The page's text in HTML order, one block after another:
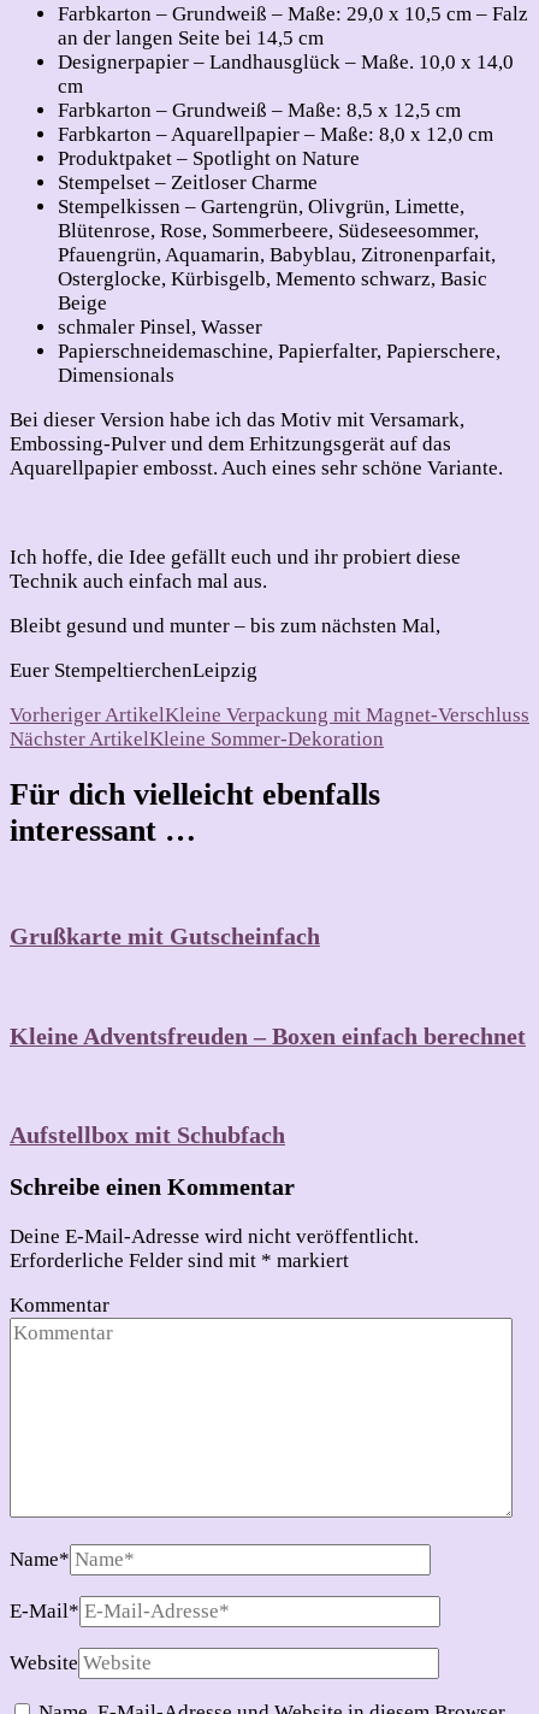
Farbkarton – Grundweiß – Maße: 29,0 x 10,5 cm – Falz
an der langen Seite bei 14,5 cm
Designerpapier – Landhausglück – Maße. 10,0 x 14,0
cm
Farbkarton – Grundweiß – Maße: 8,5 x 12,5 cm
Farbkarton – Aquarellpapier – Maße: 8,0 x 12,0 cm
Produktpaket – Spotlight on Nature
Stempelset – Zeitloser Charme
Stempelkissen – Gartengrün, Olivgrün, Limette,
Blütenrose, Rose, Sommerbeere, Südeseesommer,
Pfauengrün, Aquamarin, Babyblau, Zitronenparfait,
Osterglocke, Kürbisgelb, Memento schwarz, Basic
Beige
schmaler Pinsel, Wasser
Papierschneidemaschine, Papierfalter, Papierschere,
Dimensionals
Bei dieser Version habe ich das Motiv mit Versamark,
Embossing-Pulver und dem Erhitzungsgerät auf das
Aquarellpapier embosst. Auch eines sehr schöne Variante.
Ich hoffe, die Idee gefällt euch und ihr probiert diese
Technik auch einfach mal aus.
Bleibt gesund und munter – bis zum nächsten Mal,
Euer StempeltierchenLeipzig
Beitragsnavigation
Vorheriger ArtikelKleine Verpackung mit Magnet-Verschluss
Nächster ArtikelKleine Sommer-Dekoration
Für dich vielleicht ebenfalls
interessant …
Grußkarte mit Gutscheinfach
Kleine Adventsfreuden – Boxen einfach berechnet
Aufstellbox mit Schubfach
Schreibe einen Kommentar
Deine E-Mail-Adresse wird nicht veröffentlicht.
Erforderliche Felder sind mit * markiert
Kommentar
Name*
E-Mail*
Website